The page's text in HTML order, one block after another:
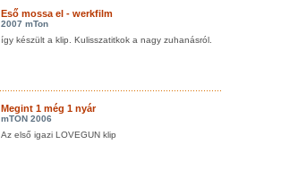
Eső mossa el - werkfilm
2007 mTon
így készült a klip. Kulisszatitkok a nagy zuhanásról.
Megint 1 még 1 nyár
mTON 2006
Az első igazi LOVEGUN klip